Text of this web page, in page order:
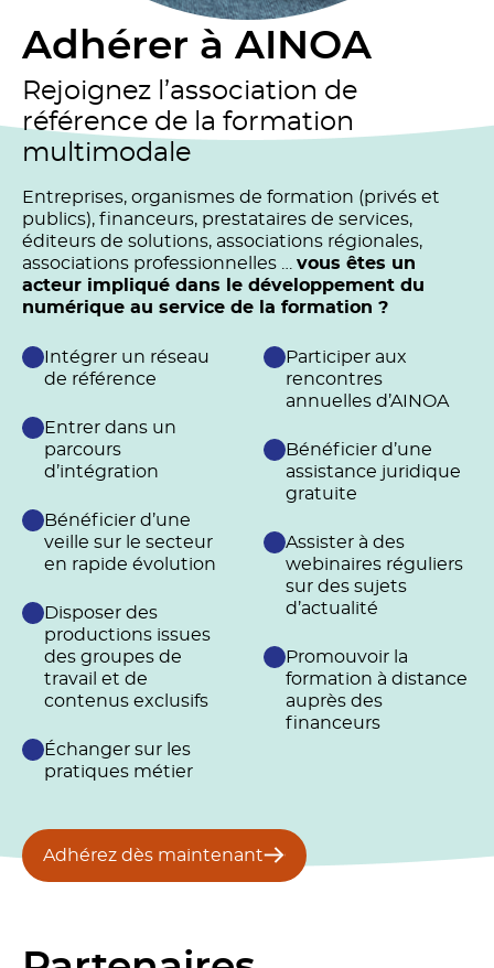
Adhérer à AINOA
Rejoignez l’association de
référence de la formation
multimodale
Entreprises, organismes de formation (privés et
publics), financeurs, prestataires de services,
éditeurs de solutions, associations régionales,
associations professionnelles … vous êtes un
acteur impliqué dans le développement du
numérique au service de la formation ?
Intégrer un réseau
de référence
Entrer dans un
parcours
d’intégration
Bénéficier d’une
veille sur le secteur
en rapide évolution
Disposer des
productions issues
des groupes de
travail et de
contenus exclusifs
Échanger sur les
pratiques métier
Participer aux
rencontres
annuelles d’AINOA
Bénéficier d’une
assistance juridique
gratuite
Assister à des
webinaires réguliers
sur des sujets
d’actualité
Promouvoir la
formation à distance
auprès des
financeurs
Adhérez dès maintenant